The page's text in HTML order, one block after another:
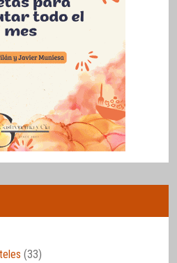
(33)